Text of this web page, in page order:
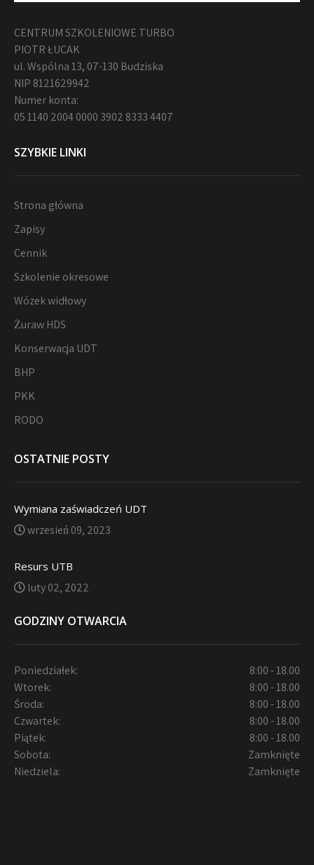
CENTRUM SZKOLENIOWE TURBO
PIOTR ŁUCAK
ul. Wspólna 13, 07-130 Budziska
NIP 8121629942
Numer konta:
05 1140 2004 0000 3902 8333 4407
SZYBKIE LINKI
Strona główna
Zapisy
Cennik
Szkolenie okresowe
Wózek widłowy
Żuraw HDS
Konserwacja UDT
BHP
PKK
RODO
OSTATNIE POSTY
Wymiana zaświadczeń UDT
wrzesień 09, 2023
Resurs UTB
luty 02, 2022
GODZINY OTWARCIA
Poniedziałek:
8:00 - 18.00
Wtorek:
8:00 - 18.00
Środa:
8:00 - 18.00
Czwartek:
8:00 - 18.00
Piątek:
8:00 - 18.00
Sobota:
Zamknięte
Niedziela:
Zamknięte